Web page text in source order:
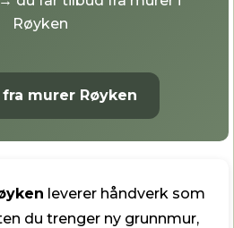
Røyken
murer Røyken
leverer håndverk som
du trenger ny grunnmur,